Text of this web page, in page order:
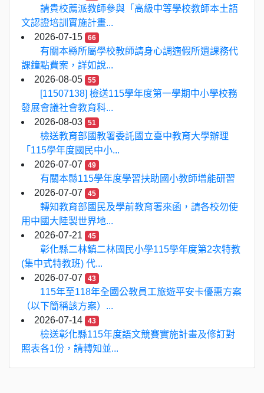
請貴校薦派教師參與「高級中等學校教師本土語
文認證培訓實施計畫...
2026-07-15
66
有關本縣所屬學校教師請身心調適假所遺課務代
課鐘點費案，詳如說...
2026-08-05
55
[11507138] 檢送115學年度第一學期中小學校務
發展會議社會教育科...
2026-08-03
51
檢送教育部國教署委託國立臺中教育大學辦理
「115學年度國民中小...
2026-07-07
49
有關本縣115學年度學習扶助國小教師增能研習
2026-07-07
45
轉知教育部國民及學前教育署來函，請各校勿使
用中國大陸製世界地...
2026-07-21
45
彰化縣二林鎮二林國民小學115學年度第2次特教
(集中式特教班) 代...
2026-07-07
43
115年至118年全國公教員工旅遊平安卡優惠方案
（以下簡稱該方案）...
2026-07-14
43
檢送彰化縣115年度語文競賽實施計畫及修訂對
照表各1份，請轉知並...